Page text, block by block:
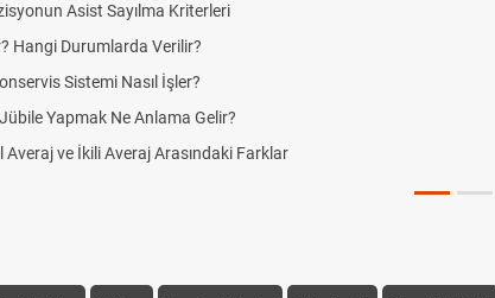
Asist Sayılma Kriterleri
Hangi Durumlarda Verilir?
Sistemi Nasıl İşler?
Yapmak Ne Anlama Gelir?
ve İkili Averaj Arasındaki Farklar